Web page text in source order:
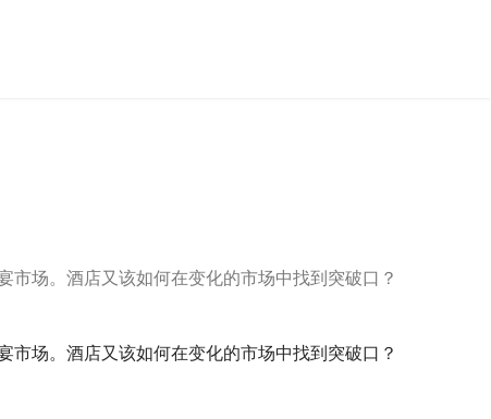
场。酒店又该如何在变化的市场中找到突破口？
场。酒店又该如何在变化的市场中找到突破口？